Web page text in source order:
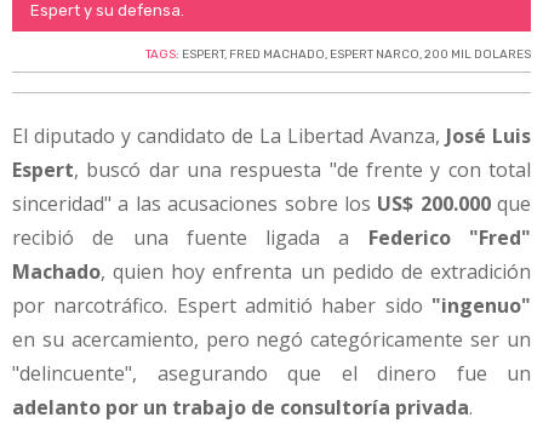
Espert y su defensa.
TAGS: ESPERT, FRED MACHADO, ESPERT NARCO,200 MIL DOLARES
El diputado y candidato de La Libertad Avanza, José Luis
Espert, buscó dar una respuesta "de frente y con total
sinceridad" a las acusaciones sobre los US$ 200.000que
recibió de una fuente ligada a Federico "Fred"
Machado, quien hoy enfrenta un pedido de extradición
por narcotráfico. Espert admitió haber sido "ingenuo"
en su acercamiento, pero negó categóricamente ser un
"delincuente", asegurando que el dinero fue un
adelanto por un trabajo de consultoría privada.